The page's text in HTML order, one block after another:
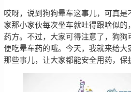
哎呀，说到狗狗晕车这事儿，可真
家那小家伙每次坐车就吐得跟啥似
药方。不过，大家可得注意了，狗
便吃晕车药的哦。今天，我就来给大
那些事儿，让大家都能安全用药，保